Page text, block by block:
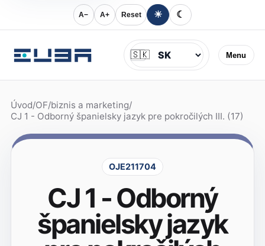
A− A+ Reset ☀ ☾
Menu
Jazyk
🇸🇰
Úvod/OF/biznis a marketing/
CJ 1 - Odborný španielsky jazyk pre pokročilých III. (17)
OJE211704
CJ 1 - Odborný
španielsky jazyk